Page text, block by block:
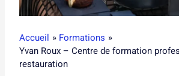
Accueil
Formations
Yvan Roux – Centre de formation
restauration